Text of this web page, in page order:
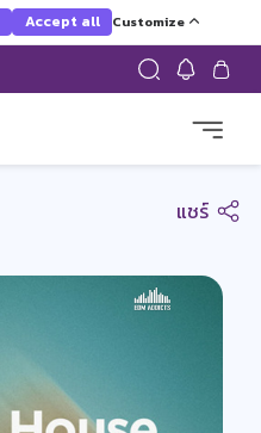
Accept all Customize
แชร์